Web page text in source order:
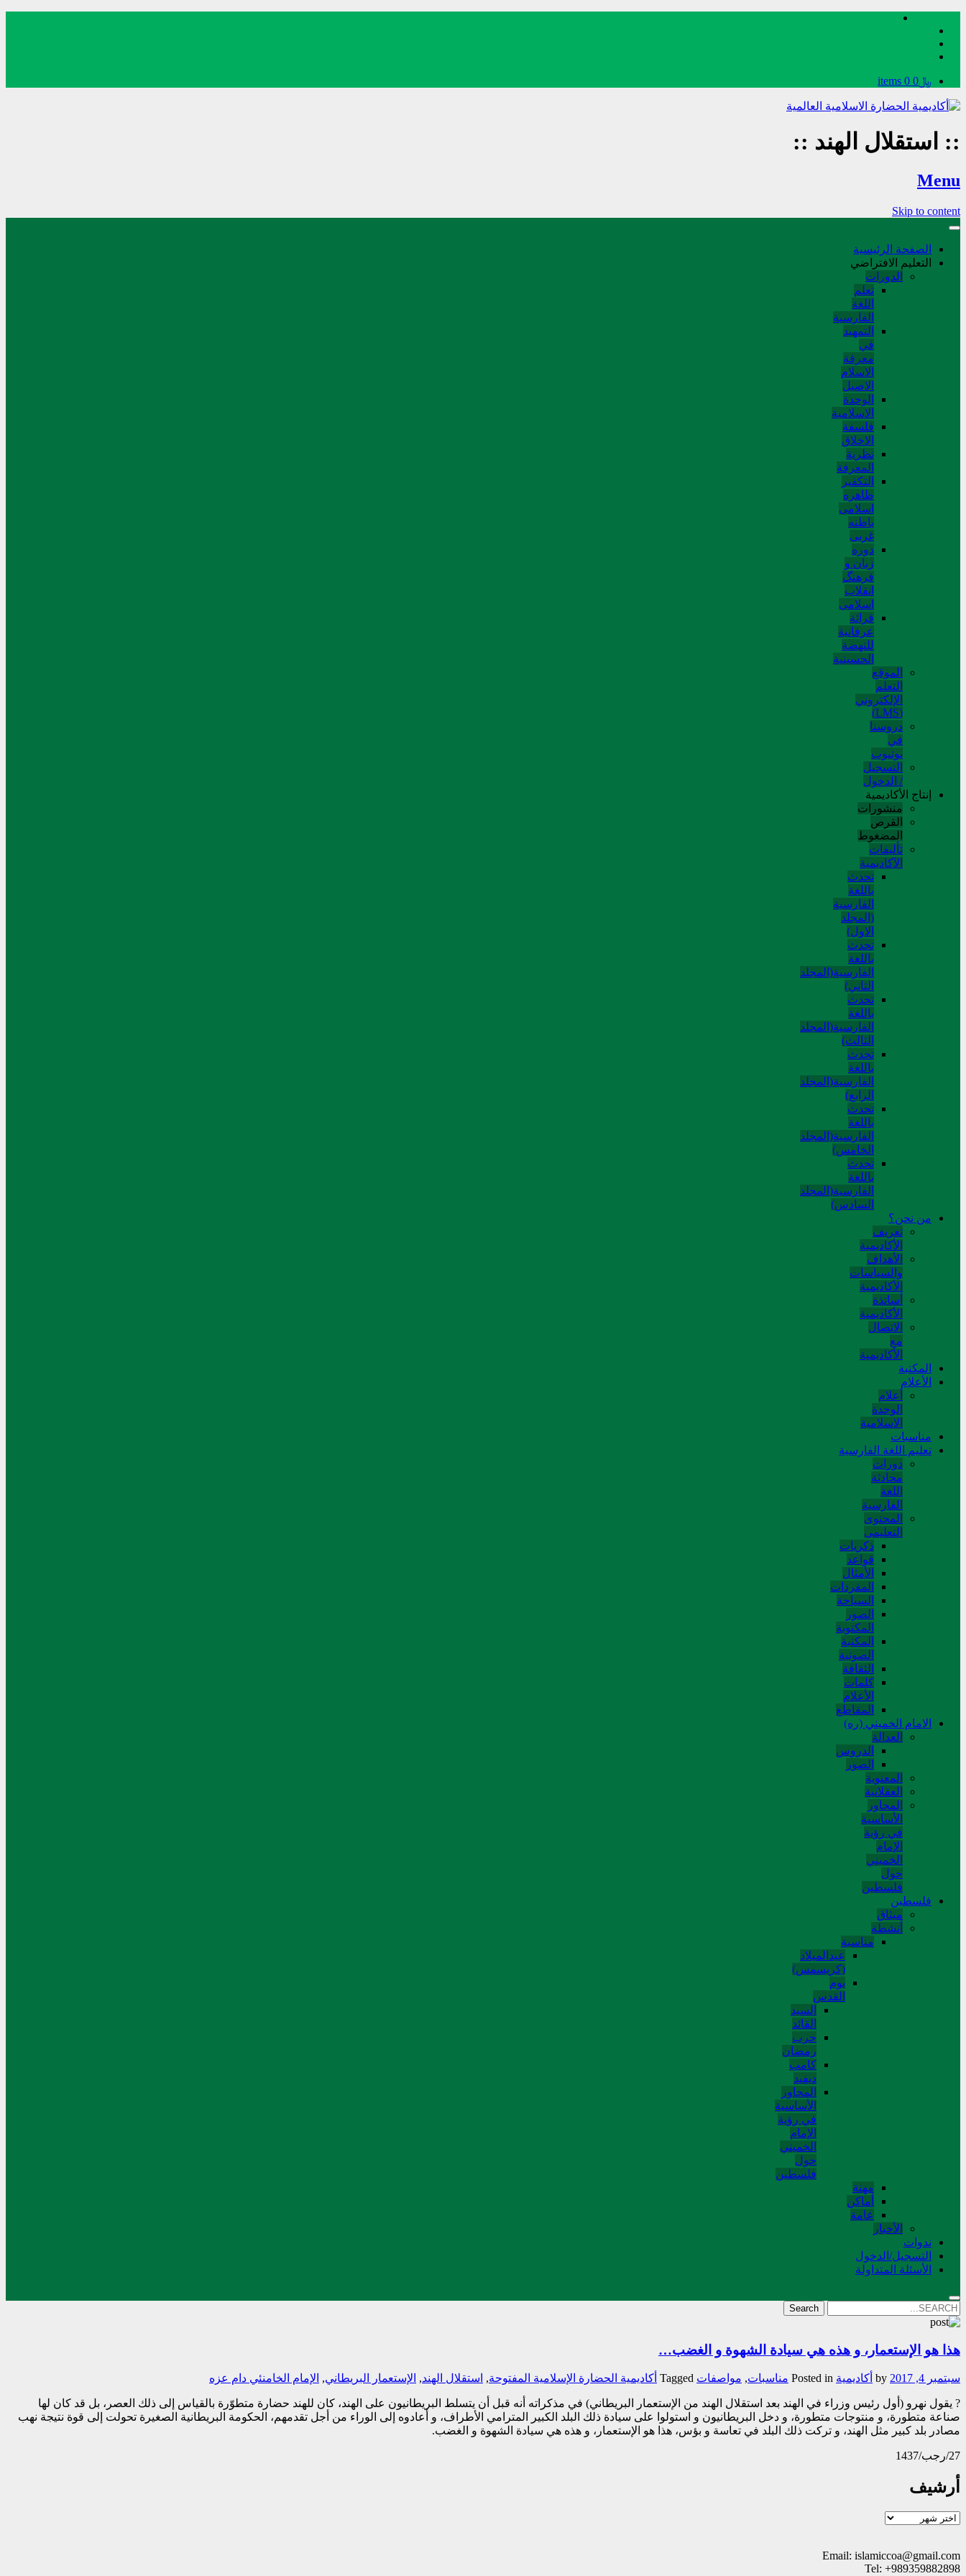
﷼0 0 items
:: استقلال الهند ::
Menu
Skip to content
الصفحة الرئيسية
التعليم الافتراضي
الدورات
تعلم
اللغة
الفارسیة
التمهید
في
معرفة
الاسلام
الاصیل
الوحدة
الاسلامیة
فلسفة
الاخلاق
نظریة
المعرفة
التکفیر
ظاهره
اسلامی
باطنه
غربی
دوره
زبان و
فرهنگ
انقلاب
اسلامی
قرائة
عرفانیة
للنهضة
الحسینیة
الموقع
التعلم
الإلکتروني
(LMS)
دروسنا
في
يوتيوب
التسجيل
/ الدخول
إنتاج الأكاديمية
منشورات
القرص
المضغوط
تألیفات
الآکادیمیة
تحدث
باللغة
الفارسية
(المجلد
الاول)
تحدث
باللغة
الفارسية(المجلد
الثاني)
تحدث
باللغة
الفارسية(المجلد
الثالث)
تحدث
باللغة
الفارسية(المجلد
الرابع)
تحدث
باللغة
الفارسية(المجلد
الخامس)
تحدث
باللغة
الفارسية(المجلد
السادس)
من نحن؟
تعريف
الأكاديمية
الأهداف
والسياسات
الأكاديمية
أساتذة
الأكاديمية
الاتصال
مع
الأكاديمية
المکتبة
الأعلام
أعلام
الوحدة
الاسلامية
مناسبات
تعلیم اللغة الفارسیة
دورات
محادثة
اللغة
الفارسیة
المحتوی
التعلیمی
ذکریات
قواعد
الأمثال
المفردات
السیاحة
الصور
المکتوبة
المکتبة
الصوتیة
الثقافة
کلمات
الأعلام
المقاطع
الامام الخميني (ره)
العدالة
الدروس
الصور
المعنوية
العقلانية
المحاور
الأساسیة
في رؤیة
الإمام
الخمیني
حول
فلسطین
فلسطین
میثاق
أنشطة
مناسبة
عیدالمیلاد
(کریسمس)
یوم
القدس
السید
القائد
حرب
رمضان
کامب
دیفید
المحاور
الأساسية
في رؤية
الإمام
الخميني
حول
فلسطین
مهنة
أماکن
عامة
الأخبار
ندوات
التسجیل/الدخول
الأسئلة المتداولة
Search
for:
هذا هو الإستعمار، و هذه هي سيادة الشهوة و الغضب…
سبتمبر 4, 2017 أکادیمیة Posted in مناسبات, مواصفات Tagged أکادیمیة الحضارة الإسلامیة المفتوحة, استقلال الهند, الإستعمار البريطاني, الإمام الخامنئي دام عزه
? يقول نهرو (أول رئيس وزراء في الهند بعد استقلال الهند من الإستعمار البريطاني) في مذكراته أنه قبل أن يتسلط البريطانيون على الهند، كان للهند حضارة متطوّرة بالقياس إلى ذلك العصر، بل قد كان لها
صناعة متطورة، و منتوجات متطورة، و دخل البريطانيون و استولوا على سيادة ذلك البلد الكبير المترامي الأطراف، و أعادوه إلى الوراء من أجل تقدمهم، الحكومة البريطانية الصغيرة تحولت إلى قوة نتيجة نهب
مصادر بلد كبير مثل الهند، و تركت ذلك البلد في تعاسة و بؤس، هذا هو الإستعمار، و هذه هي سيادة الشهوة و الغضب.
27/رجب/1437
أرشيف
أرشيف
Email: islamiccoa@gmail.com
Tel: +989359882898